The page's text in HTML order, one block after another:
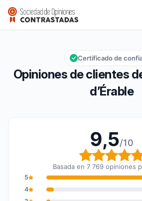
Les Trésors d’Érable
Calificación global: 9,5 de 10
9,5/10
Opiniones de clientes
d’Érable
Certificado de
9,5/10
Basada en 7 769 opiniones
5
4